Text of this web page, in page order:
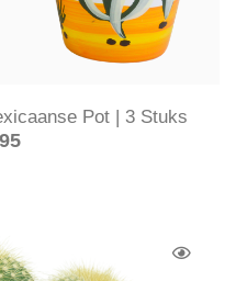
Pot | 3 Stuks